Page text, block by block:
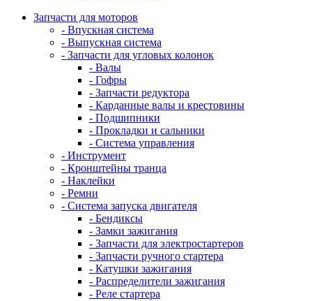
Запчасти для моторов
- Впускная система
- Выпускная система
- Запчасти для угловых колонок
- Валы
- Гофры
- Запчасти редуктора
- Карданные валы и крестовины
- Подшипники
- Прокладки и сальники
- Система управления
- Инструмент
- Кронштейны транца
- Наклейки
- Ремни
- Система запуска двигателя
- Бендиксы
- Замки зажигания
- Запчасти для электростартеров
- Запчасти ручного стартера
- Катушки зажигания
- Распределители зажигания
- Реле стартера